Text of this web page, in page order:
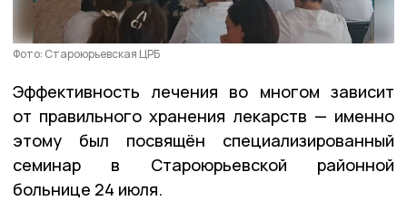
Фото: Староюрьевская ЦРБ
Эффективность лечения во многом зависит
от правильного хранения лекарств — именно
этому был посвящён специализированный
семинар в Староюрьевской районной
больнице 24 июля.